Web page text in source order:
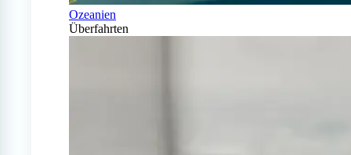
Ozeanien
Überfahrten